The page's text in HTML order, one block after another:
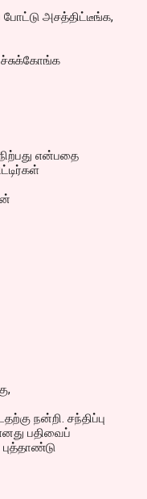
அசத்திட்டீங்க,
என்பதை
நன்றி. சந்திப்பு
பதிவைப்